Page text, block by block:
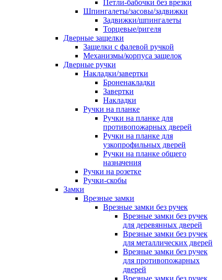
Петли-бабочки без врезки
Шпингалеты/засовы/задвижки
Задвижки/шпингалеты
Торцевые/ригеля
Дверные защелки
Защелки с фалевой ручкой
Механизмы/корпуса защелок
Дверные ручки
Накладки/завертки
Броненакладки
Завертки
Накладки
Ручки на планке
Ручки на планке для
противопожарных дверей
Ручки на планке для
узкопрофильных дверей
Ручки на планке общего
назначения
Ручки на розетке
Ручки-скобы
Замки
Врезные замки
Врезные замки без ручек
Врезные замки без ручек
для деревянных дверей
Врезные замки без ручек
для металлических дверей
Врезные замки без ручек
для противопожарных
дверей